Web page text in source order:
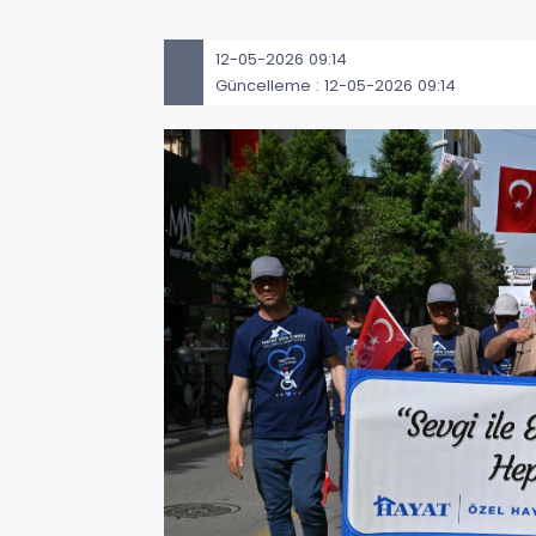
12-05-2026 09:14
Güncelleme : 12-05-2026 09:14